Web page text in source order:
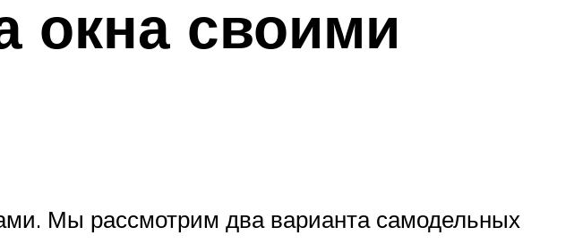
окна своими
Мы рассмотрим два варианта самодельных